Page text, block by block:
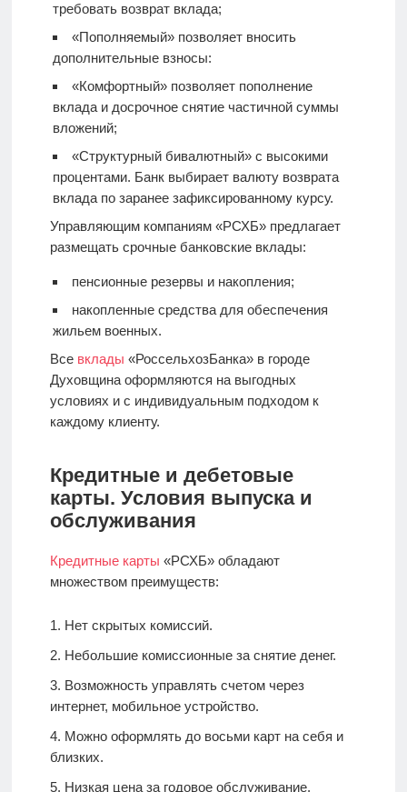
требовать возврат вклада;
«Пополняемый» позволяет вносить
дополнительные взносы:
«Комфортный» позволяет пополнение
вклада и досрочное снятие частичной суммы
вложений;
«Структурный бивалютный» с высокими
процентами. Банк выбирает валюту возврата
вклада по заранее зафиксированному курсу.
Управляющим компаниям «РСХБ» предлагает
размещать срочные банковские вклады:
пенсионные резервы и накопления;
накопленные средства для обеспечения
жильем военных.
Все вклады «РоссельхозБанка» в городе
Духовщина оформляются на выгодных
условиях и с индивидуальным подходом к
каждому клиенту.
Кредитные и дебетовые
карты. Условия выпуска и
обслуживания
Кредитные карты «РСХБ» обладают
множеством преимуществ:
Нет скрытых комиссий.
Небольшие комиссионные за снятие денег.
Возможность управлять счетом через
интернет, мобильное устройство.
Можно оформлять до восьми карт на себя и
близких.
Низкая цена за годовое обслуживание.